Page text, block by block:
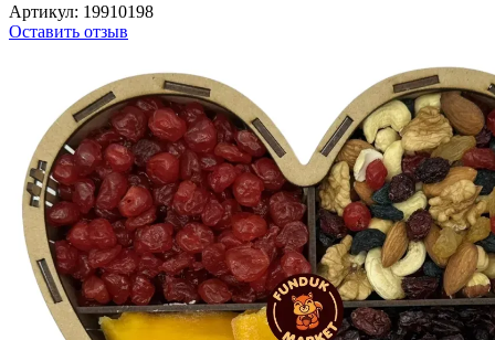
Артикул: 19910198
Оставить отзыв